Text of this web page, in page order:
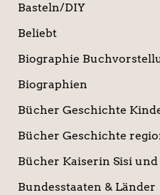
Basteln/DIY
Beliebt
Biographie
Biographien
Bücher Geschichte
Bücher Geschichte
Bücher Kaiserin Sisi
Bundesstaaten & Länder